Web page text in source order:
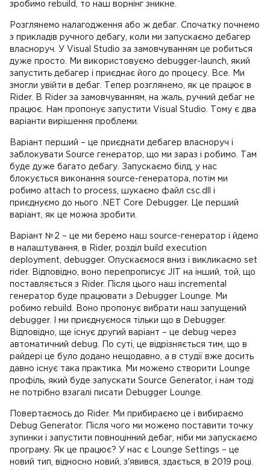
зробимо rebuild, то наш ворнінг зникне.
Розглянемо налагодження або ж дебаг. Спочатку почнемо
з прикладів ручного дебагу, коли ми запускаємо дебагер
власноруч. У Visual Studio за замовчуванням це робиться
дуже просто. Ми використовуємо debugger-launch, який
запустить дебагер і приєднає його до процесу. Все. Ми
змогли увійти в дебаг. Тепер розглянемо, як це працює в
Rider. В Rider за замовчуванням, на жаль, ручний дебаг не
працює. Нам пропонує запустити Visual Studio. Тому є два
варіанти вирішення проблеми.
Варіант перший – це приєднати дебагер власноруч і
заблокувати Source генератор, що ми зараз і робимо. Там
буде дуже багато дебагу. Запускаємо білд, у нас
блокується виконання source-генератора, потім ми
робимо attach to process, шукаємо файл csc.dll і
приєднуємо до нього .NET Core Debugger. Це перший
варіант, як це можна зробити.
Варіант №2 – це ми беремо наш source-генератор і йдемо
в налаштування, в Rider, розділ build execution
deployment, debugger. Опускаємося вниз і викликаємо set
rider. Відповідно, воно перепрописує JIT на інший, той, що
поставляється з Rider. Після цього наш incremental
генератор буде працювати з Debugger Lounge. Ми
робимо rebuild. Воно пропонує вибрати наш запущений
debugger. І ми приєднуємося тільки що в Debugger.
Відповідно, ще існує другий варіант – це debug через
автоматичний debug. По суті, це відрізняється тим, що в
райдері це було додано нещодавно, а в студії вже досить
давно існує така практика. Ми можемо створити Lounge
профіль, який буде запускати Source Generator, і нам тоді
не потрібно взагалі писати Debugger Lounge.
Повертаємось до Rider. Ми прибираємо це і вибираємо
Debug Generator. Після чого ми можемо поставити точку
зупинки і запустити повноцінний дебаг, ніби ми запускаємо
програму. Як це працює? У нас є Lounge Settings – це
новий тип, відносно новий, з'явився, здається, в 2019 році.